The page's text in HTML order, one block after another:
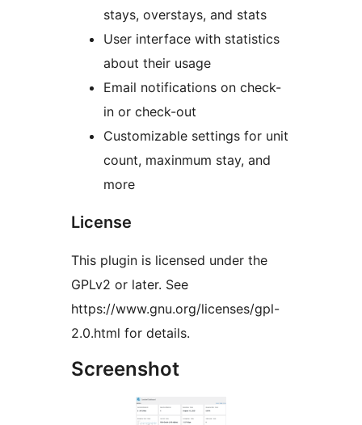
stays, overstays, and stats
User interface with statistics
about their usage
Email notifications on check-
in or check-out
Customizable settings for unit
count, maxinmum stay, and
more
License
This plugin is licensed under the
GPLv2 or later. See
https://www.gnu.org/licenses/gpl-
2.0.html for details.
Screenshot